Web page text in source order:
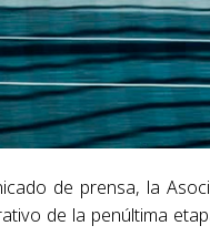
de prensa, la
de la penúltima